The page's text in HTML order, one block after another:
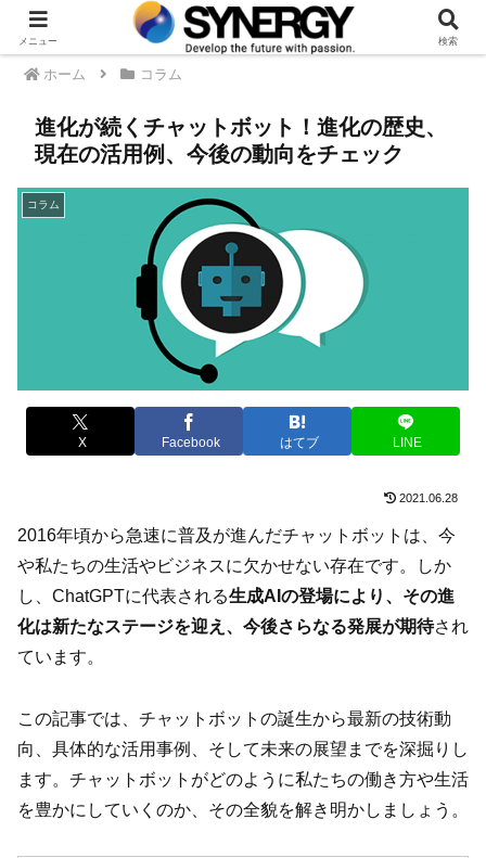
ホーム コラム
進化が続くチャットボット！進化の歴史、
現在の活用例、今後の動向をチェック
コラム
X Facebook はてブ LINE
2021.06.28
2016年頃から急速に普及が進んだチャットボットは、今
や私たちの生活やビジネスに欠かせない存在です。しか
し、ChatGPTに代表される生成AIの登場により、その進
化は新たなステージを迎え、今後さらなる発展が期待され
ています。
この記事では、チャットボットの誕生から最新の技術動
向、具体的な活用事例、そして未来の展望までを深掘りし
ます。チャットボットがどのように私たちの働き方や生活
を豊かにしていくのか、その全貌を解き明かしましょう。
メニュー 検索